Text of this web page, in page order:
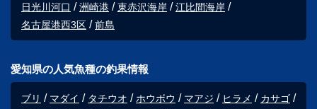
日光川河口 洲崎港 東赤沢海岸
江比間海岸
名古屋港西3区
前島
愛知県の人気魚種の釣果情報
ブリ マダイ タチウオ ホウボウ マアジ ヒラメ
カサゴ